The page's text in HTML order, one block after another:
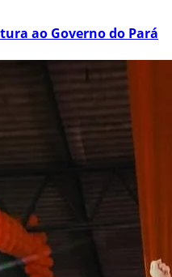
ao Governo do Pará